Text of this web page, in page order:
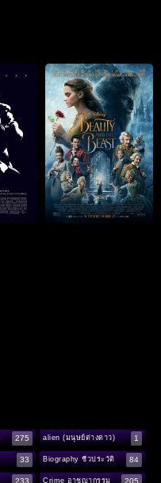
275 alien (มนุษย์ต่างดาว) 1
33 Biography ชีวประวัติ 84
233 Crime อาชญากรรม 205